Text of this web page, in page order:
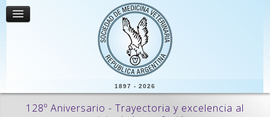
1897 - 2026
128º Aniversario - Trayectoria y excelencia al